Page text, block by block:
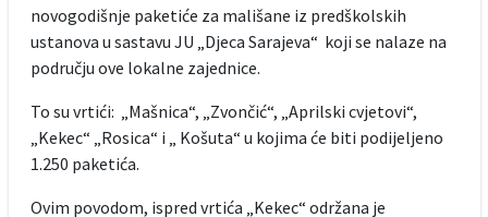
novogodišnje paketiće za mališane iz predškolskih
ustanova u sastavu JU „Djeca Sarajeva“ koji se nalaze na
području ove lokalne zajednice.
To su vrtići: „Mašnica“, „Zvončić“, „Aprilski cvjetovi“,
„Kekec“ „Rosica“ i „ Košuta“ u kojima će biti podijeljeno
1.250 paketića.
Ovim povodom, ispred vrtića „Kekec“ održana je